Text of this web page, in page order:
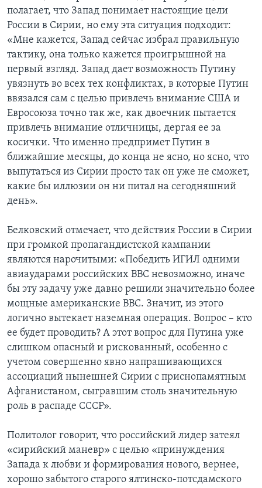
полагает, что Запад понимает настоящие цели
России в Сирии, но ему эта ситуация подходит:
«Мне кажется, Запад сейчас избрал правильную
тактику, она только кажется проигрышной на
первый взгляд. Запад дает возможность Путину
увязнуть во всех тех конфликтах, в которые Путин
ввязался сам с целью привлечь внимание США и
Евросоюза точно так же, как двоечник пытается
привлечь внимание отличницы, дергая ее за
косички. Что именно предпримет Путин в
ближайшие месяцы, до конца не ясно, но ясно, что
выпутаться из Сирии просто так он уже не сможет,
какие бы иллюзии он ни питал на сегодняшний
день».
Белковский отмечает, что действия России в Сирии
при громкой пропагандистской кампании
являются нарочитыми: «Победить ИГИЛ одними
авиаударами российских ВВС невозможно, иначе
бы эту задачу уже давно решили значительно более
мощные американские ВВС. Значит, из этого
логично вытекает наземная операция. Вопрос – кто
ее будет проводить? А этот вопрос для Путина уже
слишком опасный и рискованный, особенно с
учетом совершенно явно напрашивающихся
ассоциаций нынешней Сирии с приснопамятным
Афганистаном, сыгравшим столь значительную
роль в распаде СССР».
Политолог говорит, что российский лидер затеял
«сирийский маневр» с целью «принуждения
Запада к любви и формирования нового, вернее,
хорошо забытого старого ялтинско-потсдамского